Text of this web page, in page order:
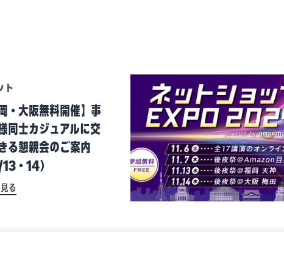
ト
岡・大阪無料開催】事
同士カジュアルに交
る懇親会のご案内
13・14）
る